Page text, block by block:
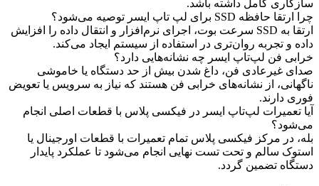
سازگاری کامل داشته باشد.
چرا ارتقا حافظه SSD برای لپ‌ تاپ ایسر توصیه می‌شود؟
ارتقا به SSD سرعت بوت، اجرای نرم‌افزار و انتقال داده را افزایش
داده و تجربه روان‌تری در استفاده از سیستم ایجاد می‌کند.
خرابی فن لپ‌تاپ ایسر چه نشانه‌هایی دارد؟
صدای غیرعادی فن، داغ شدن بیش از حد دستگاه یا خاموشی
ناگهانی، از نشانه‌های خرابی فن هستند که نیاز به سرویس یا تعویض
فوری دارند.
آیا تعمیرات لپ‌تاپ ایسر در فیکسی پلاس با قطعات اصلی انجام
می‌شود؟
بله، در مرکز فیکسی پلاس تمام تعمیرات با قطعات اورجینال یا
استوک سالم و تحت تست نهایی انجام می‌شود تا عملکرد پایدار
دستگاه تضمین گردد.